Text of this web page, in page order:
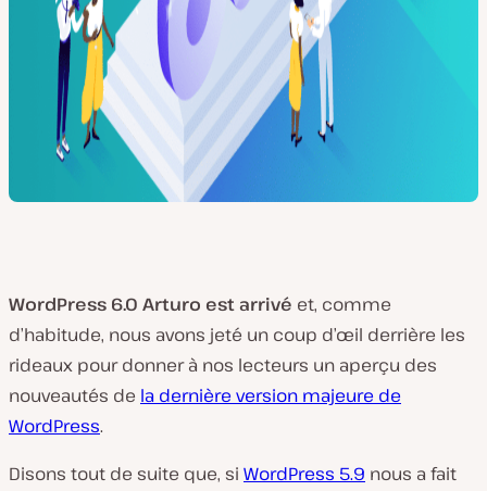
WordPress 6.0 Arturo est arrivé et, comme
d’habitude, nous avons jeté un coup d’œil derrière les
rideaux pour donner à nos lecteurs un aperçu des
nouveautés de la dernière version majeure de
WordPress.
Disons tout de suite que, si WordPress 5.9 nous a fait